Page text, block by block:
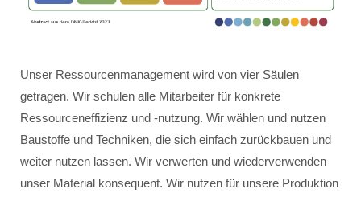
Unser Ressourcenmanagement wird von vier Säulen
getragen. Wir schulen alle Mitarbeiter für konkrete
Ressourceneffizienz und -nutzung. Wir wählen und nutzen
Baustoffe und Techniken, die sich einfach zurückbauen und
weiter nutzen lassen. Wir verwerten und wiederverwenden
unser Material konsequent. Wir nutzen für unsere Produktion